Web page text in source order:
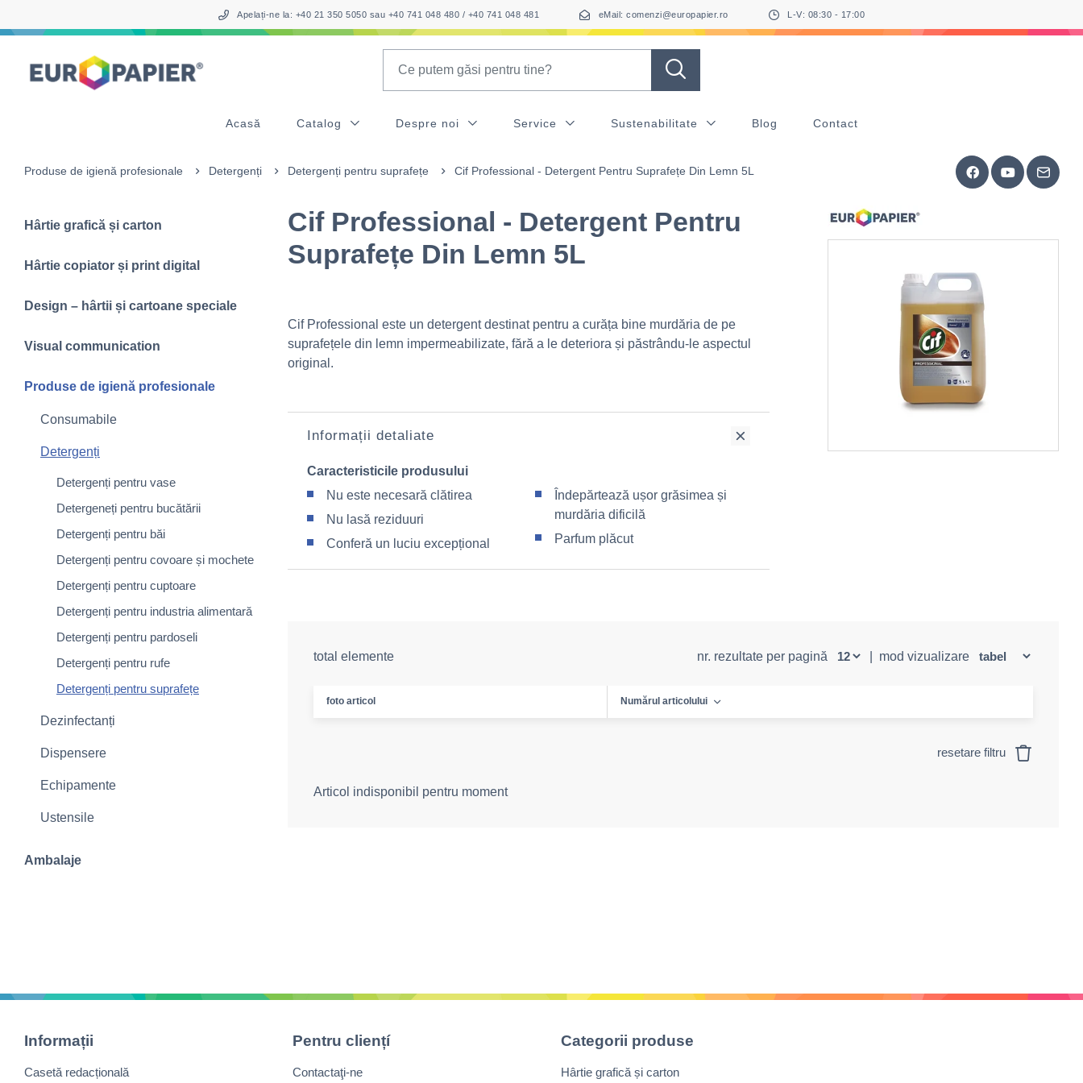
Apelați-ne la: +40 21 350 5050 sau +40 741 048 480 / +40 741 048 481 eMail: comenzi@europapier.ro L-V: 08:30 - 17:00
Acasă Catalog Despre noi Service Sustenabilitate Blog Contact
Produse de igienă profesionale Detergenți Detergenți pentru suprafețe Cif Professional - Detergent Pentru Suprafețe Din Lemn 5L
Hârtie grafică și carton
Hârtie copiator și print digital
Design – hârtii și cartoane speciale
Visual communication
Produse de igienă profesionale
Consumabile
Detergenți
Detergenți pentru vase
Detergeneți pentru bucătării
Detergenți pentru băi
Detergenți pentru covoare și mochete
Detergenți pentru cuptoare
Detergenți pentru industria alimentară
Detergenți pentru pardoseli
Detergenți pentru rufe
Detergenți pentru suprafețe
Dezinfectanți
Dispensere
Echipamente
Ustensile
Ambalaje
Cif Professional - Detergent Pentru
Suprafețe Din Lemn 5L
Cif Professional este un detergent destinat pentru a curăța bine murdăria de pe
suprafețele din lemn impermeabilizate, fără a le deteriora și păstrându-le aspectul
original.
Informații detaliate
Caracteristicile produsului
Nu este necesară clătirea
Nu lasă reziduuri
Conferă un luciu excepțional
Îndepărtează ușor grăsimea și
murdăria dificilă
Parfum plăcut
total elemente nr. rezultate per pagină mod vizualizare
foto articol Numărul articolului
resetare filtru
Articol indisponibil pentru moment
Informații
Casetă redacțională
Pentru cliențí
Contactaţi-ne
Categorii produse
Hârtie grafică și carton